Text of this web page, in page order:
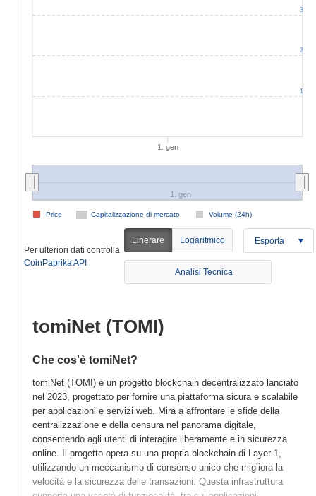
1. gen
Capitalizzazione di mercato Volume (24h)
Price
1. gen
1
2
3
Per ulteriori dati controlla
CoinPaprika API
Linerare Logaritmico Esporta
Analisi Tecnica
tomiNet (TOMI)
Che cos'è tomiNet?
tomiNet (TOMI) è un progetto blockchain decentralizzato lanciato
nel 2023, progettato per fornire una piattaforma sicura e scalabile
per applicazioni e servizi web. Mira a affrontare le sfide della
centralizzazione e della censura nel panorama digitale,
consentendo agli utenti di interagire liberamente e in sicurezza
online. Il progetto opera su una propria blockchain di Layer 1,
utilizzando un meccanismo di consenso unico che migliora la
velocità e la sicurezza delle transazioni. Questa infrastruttura